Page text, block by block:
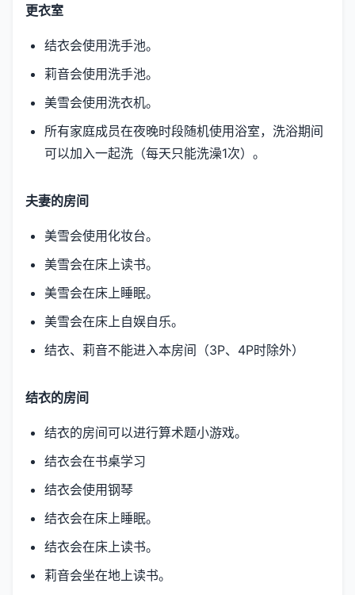
更衣室
结衣会使用洗手池。
莉音会使用洗手池。
美雪会使用洗衣机。
所有家庭成员在夜晚时段随机使用浴室，洗浴期间
可以加入一起洗（每天只能洗澡1次）。
夫妻的房间
美雪会使用化妆台。
美雪会在床上读书。
美雪会在床上睡眠。
美雪会在床上自娱自乐。
结衣、莉音不能进入本房间（3P、4P时除外）
结衣的房间
结衣的房间可以进行算术题小游戏。
结衣会在书桌学习
结衣会使用钢琴
结衣会在床上睡眠。
结衣会在床上读书。
莉音会坐在地上读书。